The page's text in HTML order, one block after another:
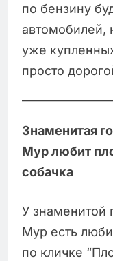
по бензину
автомобилей,
уже
просто
Знаменитая
Мур любит
собачка
У знаменитой
Мур есть
по кличке